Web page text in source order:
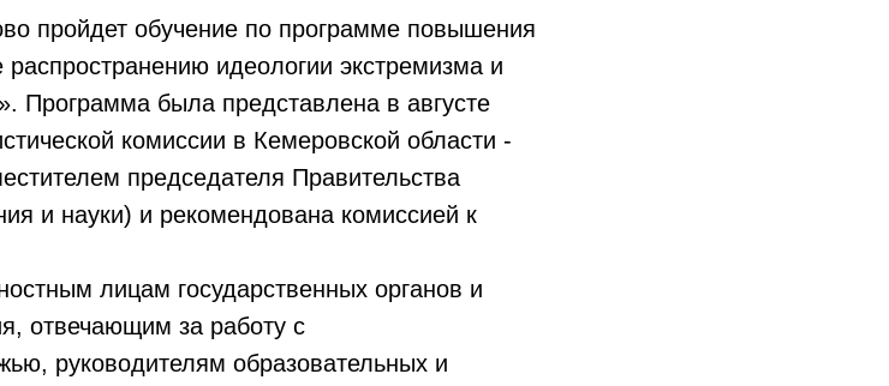
пройдет обучение по программе повышения
идеологии экстремизма и
Программа была представлена в августе
комиссии в Кемеровской области -
председателя Правительства
и науки) и рекомендована комиссией к
лицам государственных органов и
отвечающим за работу с
руководителям образовательных и